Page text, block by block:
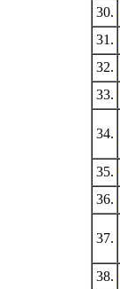
30.
31.
32.
33.
34.
35.
36.
37.
38.